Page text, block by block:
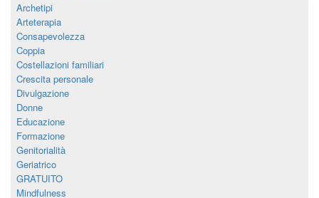
Archetipi
Arteterapia
Consapevolezza
Coppia
Costellazioni familiari
Crescita personale
Divulgazione
Donne
Educazione
Formazione
Genitorialità
Geriatrico
GRATUITO
Mindfulness